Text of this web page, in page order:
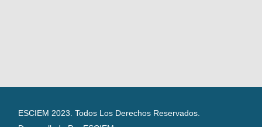
ESCIEM 2023. Todos Los Derechos Reservados.